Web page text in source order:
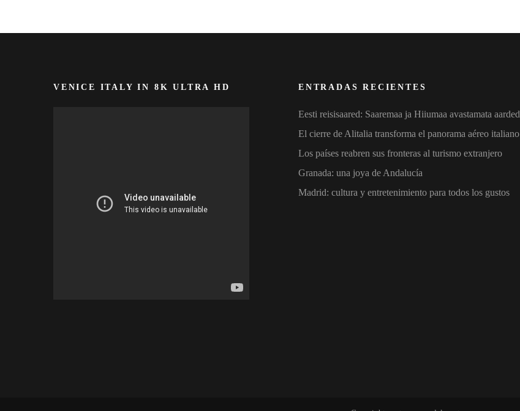
VENICE ITALY IN 8K ULTRA HD ENTRADAS RECIENTES
Eesti reisisaared: Saaremaa ja Hiiumaa avastamata aarded
El cierre de Alitalia transforma el panorama aéreo italiano
Los países reabren sus fronteras al turismo extranjero
Granada: una joya de Andalucía
Madrid: cultura y entretenimiento para todos los gustos